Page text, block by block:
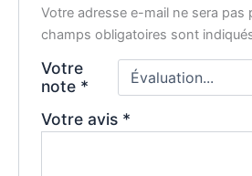
Votre adresse e-mail ne sera pas
champs obligatoires sont
Votre
note *
Votre avis *